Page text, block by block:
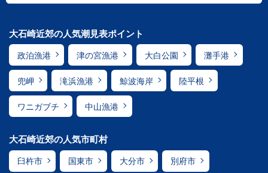
大石崎近郊の人気潮見表ポイント
政泊漁港 津の宮漁港 大白公園 灘手港
兜岬 滝浜漁港 鯨波海岸 陸平根
ワニガブチ 中山漁港
大石崎近郊の人気市町村
臼杵市 国東市 大分市 別府市